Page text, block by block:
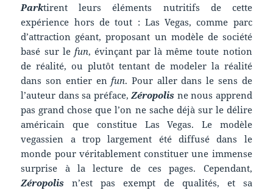
Parktirent leurs éléments nutritifs de cette
expérience hors de tout : Las Vegas, comme parc
d’attraction géant, proposant un modèle de société
basé sur le fun, évinçant par là même toute notion
de réalité, ou plutôt tentant de modeler la réalité
dans son entier enfun. Pour aller dans le sens de
l’auteur dans sa préface,Zéropolis ne nous apprend
pas grand chose que l’on ne sache déjà sur le délire
américain que constitue Las Vegas. Le modèle
vegassien a trop largement été diffusé dans le
monde pour véritablement constituer une immense
surprise à la lecture de ces pages. Cependant,
Zéropolis n’est pas exempt de qualités, et sa